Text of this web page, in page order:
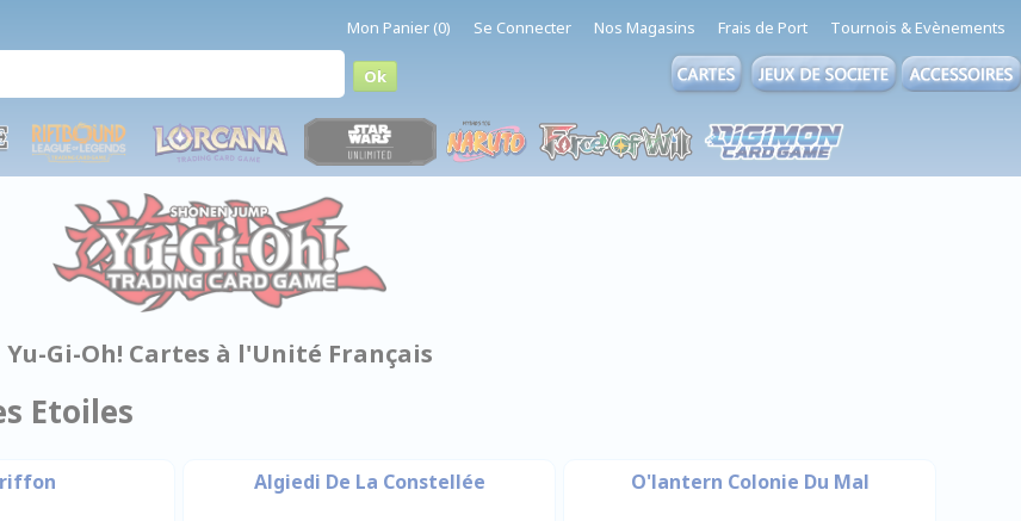
Mon Panier (0) Se Connecter Nos Magasins Frais de Port Tournois & Evènements
Yu-Gi-Oh! Cartes à l'Unité Français
Etoiles
Algiedi De La Constellée O'lantern Colonie Du Mal